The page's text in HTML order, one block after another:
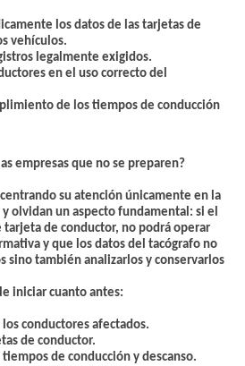
los datos de las tarjetas de
vehículos.
legalmente exigidos.
en el uso correcto del
de los tiempos de conducción
empresas que no se preparen?
su atención únicamente en la
olvidan un aspecto fundamental: si el
de conductor, no podrá operar
y que los datos del tacógrafo no
sino también analizarlos y conservarlos
iniciar cuanto antes:
conductores afectados.
de conductor.
de conducción y descanso.